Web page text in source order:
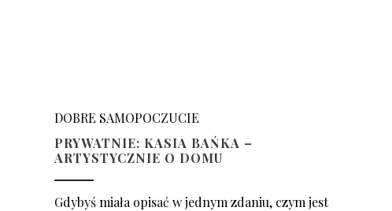
DOBRE SAMOPOCZUCIE
PRYWATNIE: KASIA BAŃKA –
ARTYSTYCZNIE O DOMU
Gdybyś miała opisać w jednym zdaniu, czym jest